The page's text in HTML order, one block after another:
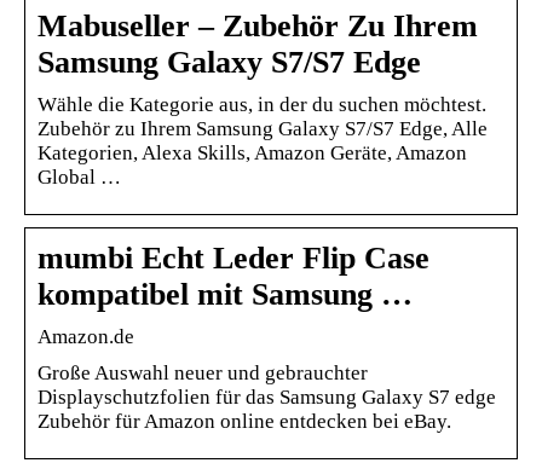
Mabuseller – Zubehör Zu Ihrem
Samsung Galaxy S7/S7 Edge
Wähle die Kategorie aus, in der du suchen möchtest.
Zubehör zu Ihrem Samsung Galaxy S7/S7 Edge, Alle
Kategorien, Alexa Skills, Amazon Geräte, Amazon
Global …
mumbi Echt Leder Flip Case
kompatibel mit Samsung …
Amazon.de
Große Auswahl neuer und gebrauchter
Displayschutzfolien für das Samsung Galaxy S7 edge
Zubehör für Amazon online entdecken bei eBay.